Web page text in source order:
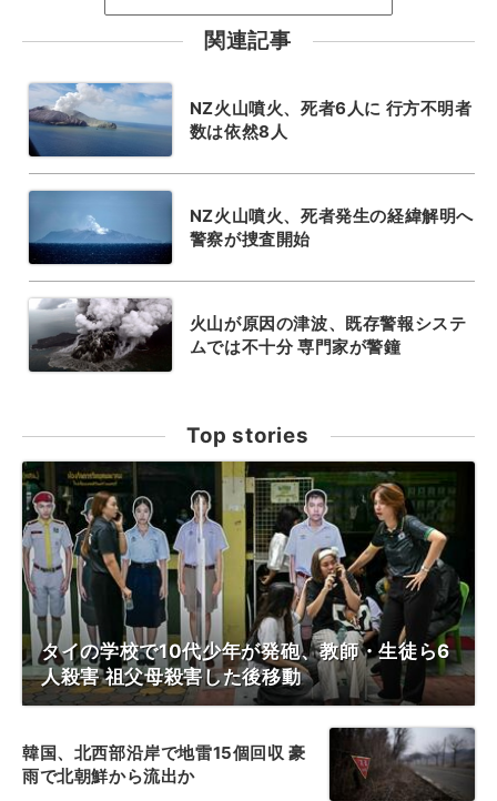
関連記事
NZ火山噴火、死者6人に 行方不明者
数は依然8人
NZ火山噴火、死者発生の経緯解明へ
警察が捜査開始
火山が原因の津波、既存警報システ
ムでは不十分 専門家が警鐘
Top stories
タイの学校で10代少年が発砲、教師・生徒ら6
人殺害 祖父母殺害した後移動
韓国、北西部沿岸で地雷15個回収 豪
雨で北朝鮮から流出か